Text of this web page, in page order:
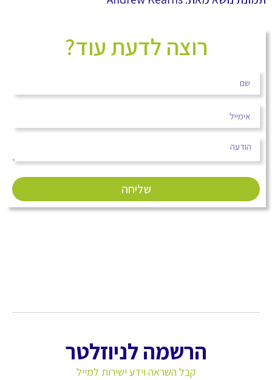
רוצה לדעת עוד?
שליחה
הרשמה לניוזלטר
קבל השראה וידע ישירות למייל